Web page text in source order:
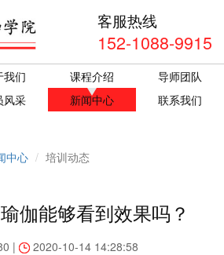
客服热线
152-1088-9915
我们 课程介绍
导师团队
风采 新闻中心 联系我们
中心 培训动态
伽能够看到效果吗？
| 2020-10-14 14:28:58